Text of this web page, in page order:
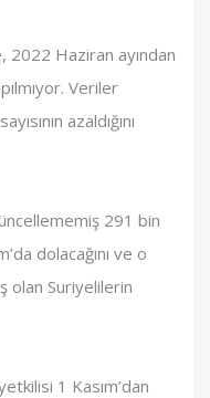
2022 Haziran ayından
Veriler
azaldığını
291 bin
dolacağını ve o
olan Suriyelilerin
1 Kasım’dan